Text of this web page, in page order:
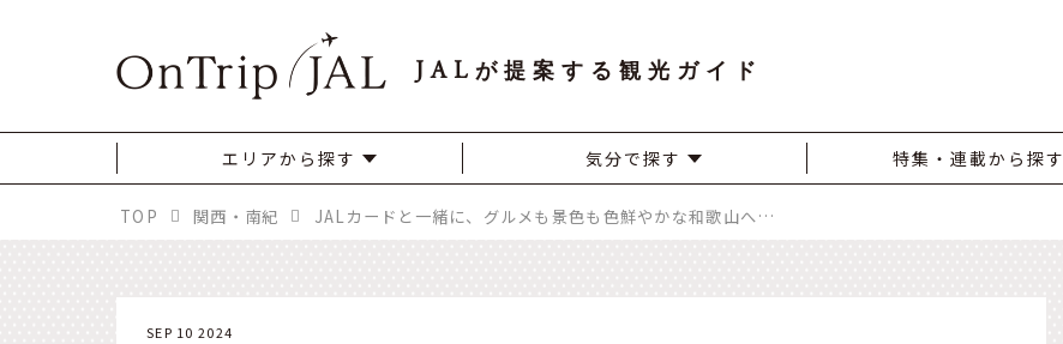
JAL が提案する観光ガイド
エリアから探す 気分で探す 特集・連載から探す
TOP 関西・南紀 JALカードと一緒に、グルメも景色も色鮮やかな和歌山へ！ 写真映えする2人旅へ出発
SEP 10 2024